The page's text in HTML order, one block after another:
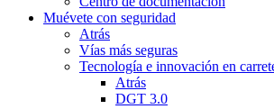
Muévete con seguridad
Atrás
Vías más seguras
Tecnología e innovación en
Atrás
DGT 3.0